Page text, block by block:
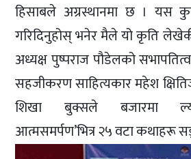
हिसाबले अग्रस्थानमा छ । यस
गरिदिनुहोस् भनेर मैले यो कृति
अध्यक्ष पुष्पराज पौडेलको
सहजीकरण साहित्यकार महेश
शिखा बुक्सले बजारमा
आत्मसमर्पण’भित्र २५ वटा कथाहरू